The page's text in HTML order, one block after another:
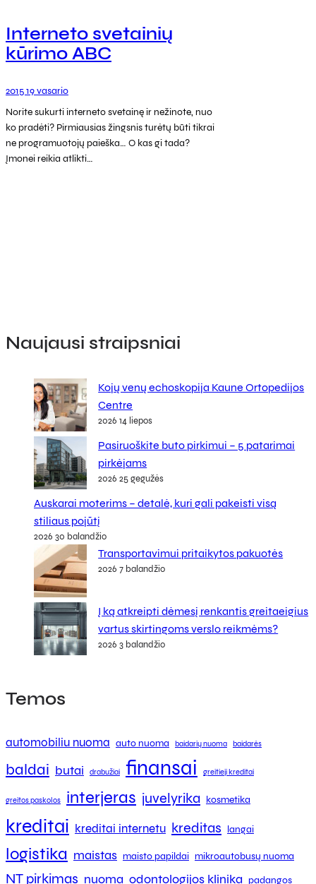
Interneto svetainių
kūrimo ABC
2015 19 vasario
Norite sukurti interneto svetainę ir nežinote, nuo
ko pradėti? Pirmiausias žingsnis turėtų būti tikrai
ne programuotojų paieška… O kas gi tada?
Įmonei reikia atlikti…
Naujausi straipsniai
Kojų venų echoskopija Kaune Ortopedijos
Centre
2026 14 liepos
Pasiruoškite buto pirkimui – 5 patarimai
pirkėjams
2026 25 gegužės
Auskarai moterims – detalė, kuri gali pakeisti visą
stiliaus pojūtį
2026 30 balandžio
Transportavimui pritaikytos pakuotės
2026 7 balandžio
Į ką atkreipti dėmesį renkantis greitaeigius
vartus skirtingoms verslo reikmėms?
2026 3 balandžio
Temos
automobiliu nuoma auto nuoma baidarių nuoma baidarės
baldai butai drabužiai finansai greitieji kreditai
greitos paskolos interjeras juvelyrika kosmetika
kreditai kreditai internetu kreditas langai
logistika maistas maisto papildai mikroautobusų nuoma
NT pirkimas nuoma odontologijos klinika padangos